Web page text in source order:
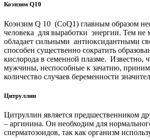
Коэнзим Q10
Коэнзим Q 10 (CoQ1) главным образом
человека для выработки энергии. Тем не
обладает сильными антиоксидантными
способен существенно сократить
кислорода в семенной плазме. Известно,
мужчины, неспособные к зачатию,
количество случаев беременности
Цитруллин
Цитруллин является предшественником
– аргинина. Он необходим для
сперматозоидов, так как организм